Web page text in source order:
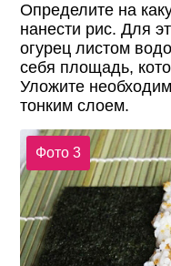
Определите на
нанести рис. Для
огурец листом
себя площадь,
Уложите
тонким слоем.
Фото 3